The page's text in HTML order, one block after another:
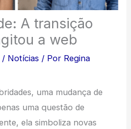
A transição
a web
/ Notícias / Por Regina
uma mudança de
uma questão de
ela simboliza novas